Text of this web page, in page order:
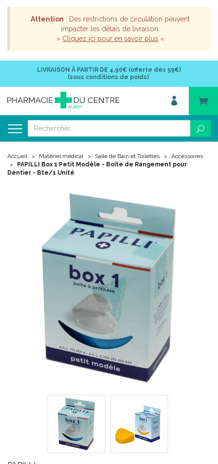
Attention : Des restrictions de circulation peuvent
impacter les délais de livraison.
» Cliquez ici pour en savoir plus «
LIVRAISON À PARTIR DE 4,90€ (offerte dès 59€)
(sous conditions de poids)*
Accueil Matériel médical Salle de Bain et Toilettes
Accessoires
PAPILLI Box 1 Petit Modèle - Boîte de Rangement pour
Dentier - Bte/1 Unité